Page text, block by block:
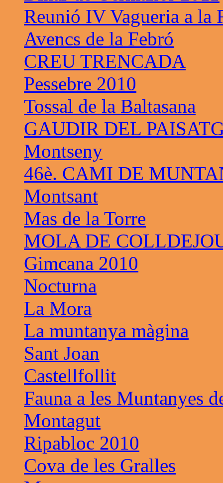
Reunió IV Vagueria a la
Avencs de la Febró
CREU TRENCADA
Pessebre 2010
Tossal de la Baltasana
GAUDIR DEL
Montseny
46è. CAMI DE
Montsant
Mas de la Torre
MOLA DE
Gimcana 2010
Nocturna
La Mora
La muntanya màgina
Sant Joan
Castellfollit
Fauna a les Muntanyes
Montagut
Ripabloc 2010
Cova de les Gralles